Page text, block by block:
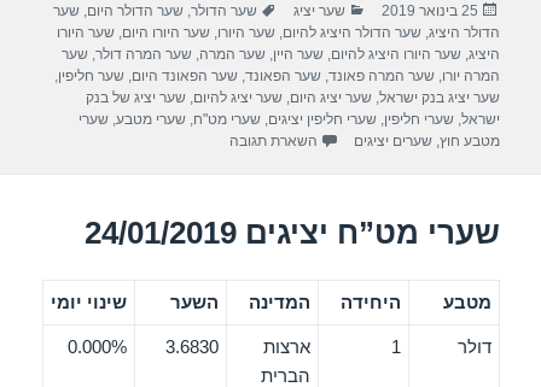
e
b
o
o
er
e
פורסם
בתאריך
25 בינואר 2019 קטגוריות
שער יציג תגיות
שער הדולר,שער הדולר היום,שער
הדולר היציג,שער הדולר היציג להיום,שער היורו,שער היורו היום,שער היורו
היציג,שער היורו היציג להיום,שער היין,שער המרה,שער המרה דולר,שער
המרה יורו,שער המרה פאונד,שער הפאונד,שער הפאונד היום,שער חליפין,
שער יציג בנק ישראל,שער יציג היום,שער יציג להיום,שער יציג של בנק
ישראל,שערי חליפין,שערי חליפין יציגים,שערי מט"ח,שערי מטבע,שערי
מטבע חוץ,שערים יציגים השארת תגובה
שערי מט”ח יציגים 24/01/2019
מטבע היחידה המדינה השער שינוי יומי
דולר 1
ארצות
הברית
3.6830
0.000%